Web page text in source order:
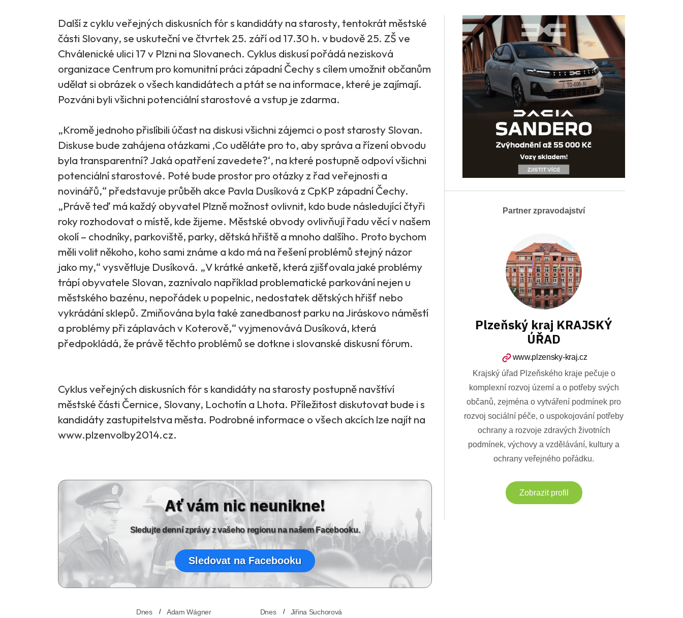
Další z cyklu veřejných diskusních fór s kandidáty na starosty, tentokrát městské
části Slovany, se uskuteční ve čtvrtek 25. září od 17.30 h. v budově 25. ZŠ ve
Chválenické ulici 17 v Plzni na Slovanech. Cyklus diskusí pořádá nezisková
organizace Centrum pro komunitní práci západní Čechy s cílem umožnit občanům
udělat si obrázek o všech kandidátech a ptát se na informace, které je zajímají.
Pozváni byli všichni potenciální starostové a vstup je zdarma.
„Kromě jednoho přislíbili účast na diskusi všichni zájemci o post starosty Slovan.
Diskuse bude zahájena otázkami ‚Co uděláte pro to, aby správa a řízení obvodu
byla transparentní? Jaká opatření zavedete?‘, na které postupně odpoví všichni
potenciální starostové. Poté bude prostor pro otázky z řad veřejnosti a
novinářů,“ představuje průběh akce Pavla Dusíková z CpKP západní Čechy.
„Právě teď má každý obyvatel Plzně možnost ovlivnit, kdo bude následující čtyři
roky rozhodovat o místě, kde žijeme. Městské obvody ovlivňují řadu věcí v našem
okolí – chodníky, parkoviště, parky, dětská hřiště a mnoho dalšího. Proto bychom
měli volit někoho, koho sami známe a kdo má na řešení problémů stejný názor
jako my,“ vysvětluje Dusíková. „V krátké anketě, která zjišťovala jaké problémy
trápí obyvatele Slovan, zaznívalo například problematické parkování nejen u
městského bazénu, nepořádek u popelnic, nedostatek dětských hřišť nebo
vykrádání sklepů. Zmiňována byla také zanedbanost parku na Jiráskovo náměstí
a problémy při záplavách v Koterově,“ vyjmenovává Dusíková, která
předpokládá, že právě těchto problémů se dotkne i slovanské diskusní fórum.
Cyklus veřejných diskusních fór s kandidáty na starosty postupně navštíví
městské části Černice, Slovany, Lochotín a Lhota. Příležitost diskutovat bude i s
kandidáty zastupitelstva města. Podrobné informace o všech akcích lze najít na
www.plzenvolby2014.cz.
Ať vám nic neunikne!
Sledujte denní zprávy z vašeho regionu na našem Facebooku.
Sledovat na Facebooku
Dnes Adam Wágner Dnes Jiřina Suchorová
Partner zpravodajství
Plzeňský kraj KRAJSKÝ
ÚŘAD
www.plzensky-kraj.cz
Krajský úřad Plzeňského kraje pečuje o
komplexní rozvoj území a o potřeby svých
občanů, zejména o vytváření podmínek pro
rozvoj sociální péče, o uspokojování potřeby
ochrany a rozvoje zdravých životních
podmínek, výchovy a vzdělávání, kultury a
ochrany veřejného pořádku.
Zobrazit profil